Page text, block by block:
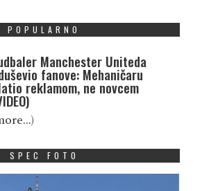
POPULARNO
Manchester Uniteda
fanove: Mehaničaru
reklamom, ne novcem
SPEC FOTO